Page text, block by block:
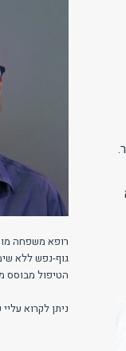
רופא משפחה
גוף-נפש ללא
הטיפול מבוסס
ניתן לקרוא